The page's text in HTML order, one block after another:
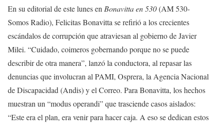
En su editorial de este lunes enBonavitta en 530(AM 530-
Somos Radio), Felicitas Bonavitta se refirió a los crecientes
escándalos de corrupción que atraviesan al gobierno de Javier
Milei. “Cuidado, coimeros gobernando porque no se puede
describir de otra manera”, lanzó la conductora, al repasar las
denuncias que involucran al PAMI, Osprera, la Agencia Nacional
de Discapacidad (Andis) y el Correo. Para Bonavitta, los hechos
muestran un “modus operandi” que trasciende casos aislados:
“Este era el plan, era venir para hacer caja. A eso se dedican estos